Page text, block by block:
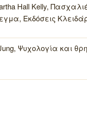
Hall Kelly,
Εκδόσεις
Ψυχολογία και